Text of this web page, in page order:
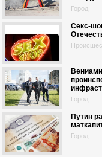
Город
Секс-
Город
Путин
Город